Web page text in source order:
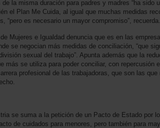
de la misma duración para padres y madres “ha sido
el Plan Me Cuida, al igual que muchas medidas
“pero es necesario un mayor compromiso”, recuerda.
de Mujeres e Igualdad denuncia que es en las
se negocian más medidas de conciliación, “que
sexual del trabajo”. Apunta además que la
más se utiliza para poder conciliar, con repercusión
profesional de las trabajadoras, que son las que
se suma a la petición de un Pacto de Estado por
de cuidados para menores, pero también para